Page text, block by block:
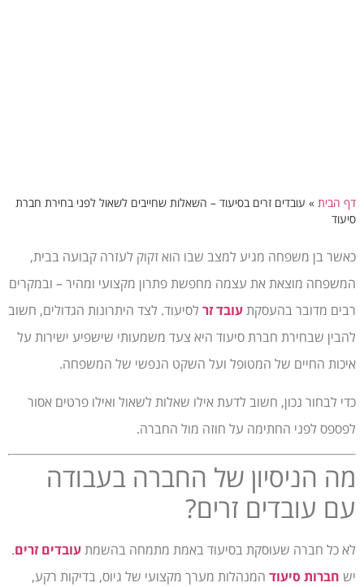
דף הבית » עובדים זרים בסיעוד – השאלות שחייבים לשאול לפני בחירת חברת
סיעוד
כאשר בן משפחה מגיע למצב שבו הוא זקוק לעזרה קבועה בבית,
המשפחה מוצאת את עצמה מחפשת פתרון מקצועי ומהיר – ובמקרים
רבים מדובר בהעסקתעובד זר לסיעוד. לצד היתרונות הגדולים, חשוב
להבין שבחירת חברת סיעוד היא צעד משמעותי שישפיע ישירות על
איכות החיים של המטופל ועל השקט הנפשי של המשפחה.
כדי לבחור נכון, חשוב לדעת אילו שאלות לשאול ואילו פרטים אסור
לפספס לפני החתימה על חוזה מול החברה.
מה הניסיון של החברה בעבודה
עם עובדים זרים?
לא כל חברה שעוסקת בסיעוד באמת מתמחה בהשמתעובדים זרים.
יש חברות סיעוד המנהלות מערך מקצועי של גיוס, בדיקות רקע,